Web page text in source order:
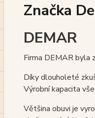
Značka
DEMAR
Firma DEMAR byla
Díky dlouholeté
Výrobní kapacita
Většina obuvi je